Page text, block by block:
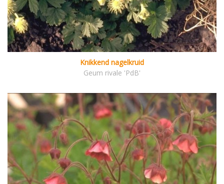
Knikkend nagelkruid
Geum rivale 'PdB'